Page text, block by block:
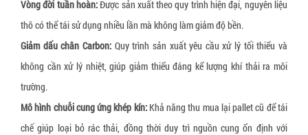
Xốp bóp nổ
Slip sheet nhựa trắng
Slip sheet nhựa HDPE
Nhãn cảnh báo hàng hóa bị nghiêng
Gói hút oxy Newlvye
Gói hút CO2
Gói hút ẩm đất sét hoạt tính (activated clay)
Nhôm hoạt tính (Activated Allumina)
Vòng đời tuần hoàn:Được sản xuất theo quy trình hiện đại, nguyên liệu
thô có thể tái sử dụng nhiều lần mà không làm giảm độ bền.
Giảm dấu chân Carbon:Quy trình sản xuất yêu cầu xử lý tối thiểu và
không cần xử lý nhiệt, giúp giảm thiểu đáng kể lượng khí thải ra môi
trường.
Mô hình chuỗi cung ứng khép kín:Khả năng thu mua lại pallet cũ để tái
chế giúp loại bỏ rác thải, đồng thời duy trì nguồn cung ổn định với